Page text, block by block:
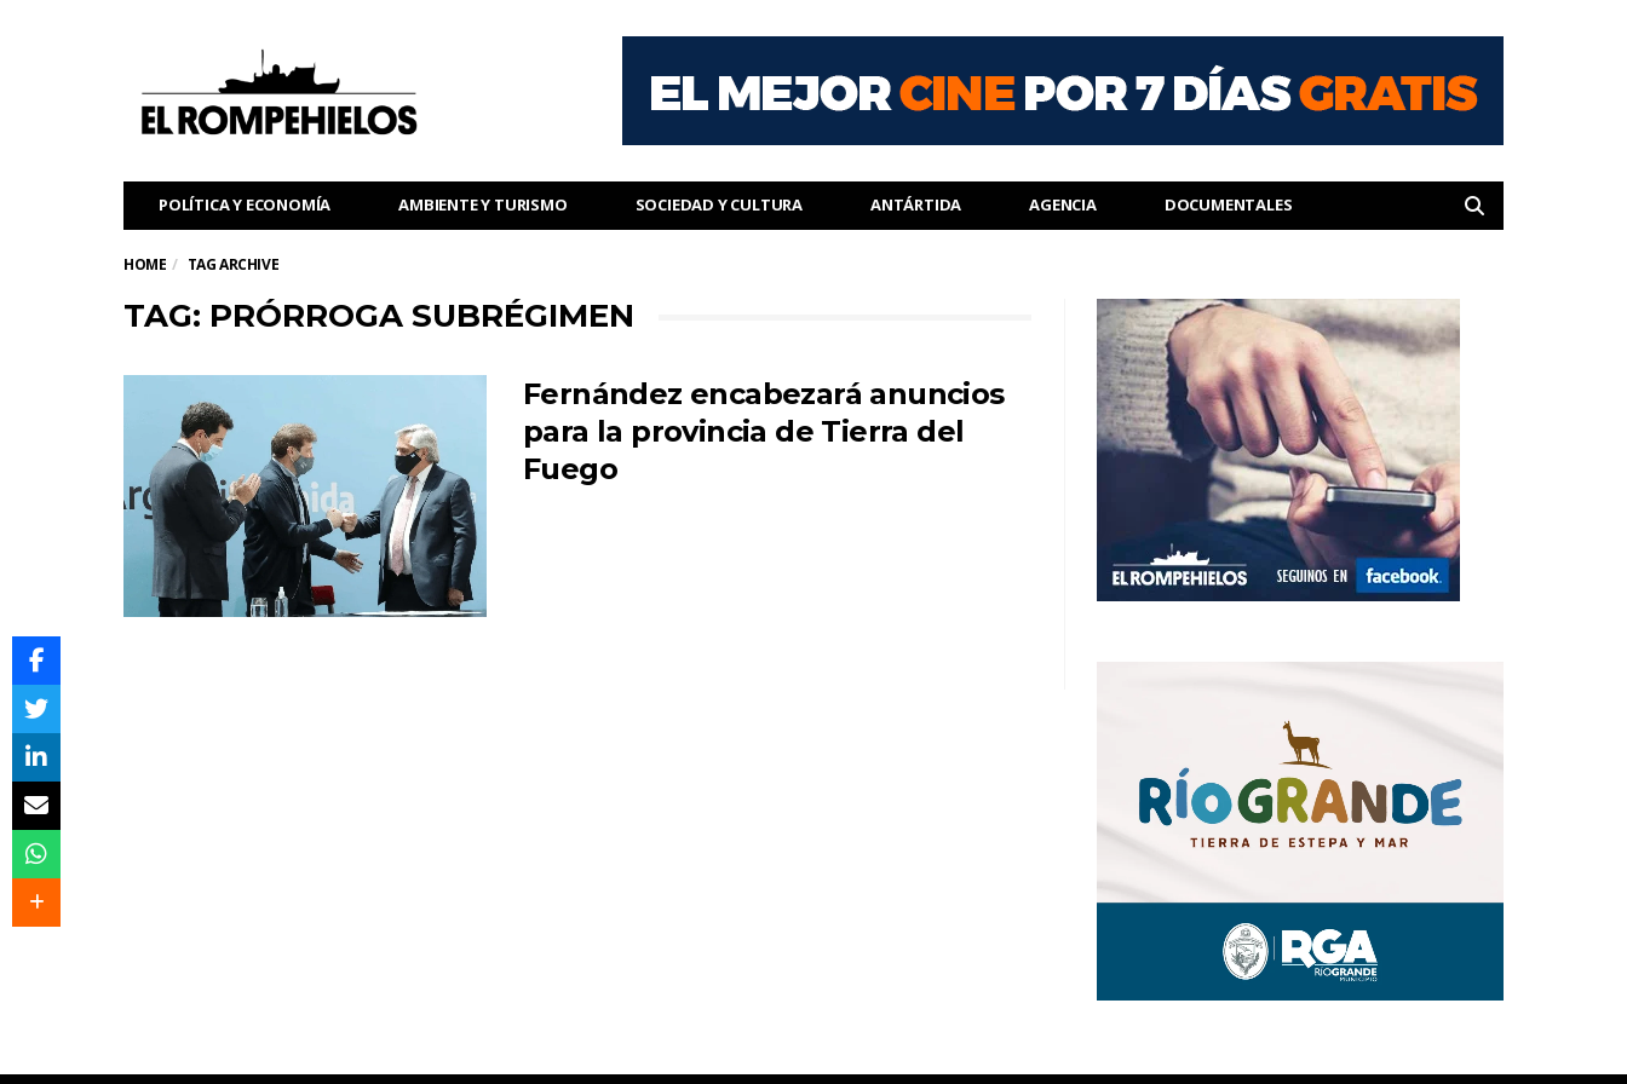
POLÍTICA Y ECONOMÍA AMBIENTE Y TURISMO SOCIEDAD Y CULTURA ANTÁRTIDA AGENCIA DOCUMENTALES
HOME TAG ARCHIVE
TAG: PRÓRROGA SUBRÉGIMEN
Fernández encabezará anuncios
para la provincia de Tierra del
Fuego